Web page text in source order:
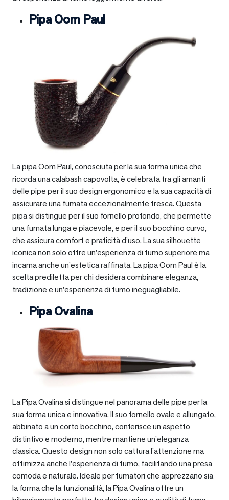
Pipa Oom Paul
La pipa Oom Paul, conosciuta per la sua forma unica che
ricorda una calabash capovolta, è celebrata tra gli amanti
delle pipe per il suo design ergonomico e la sua capacità di
assicurare una fumata eccezionalmente fresca. Questa
pipa si distingue per il suo fornello profondo, che permette
una fumata lunga e piacevole, e per il suo bocchino curvo,
che assicura comfort e praticità d’uso. La sua silhouette
iconica non solo offre un’esperienza di fumo superiore ma
incarna anche un’estetica raffinata. La pipa Oom Paul è la
scelta prediletta per chi desidera combinare eleganza,
tradizione e un’esperienza di fumo ineguagliabile.
Pipa Ovalina
La Pipa Ovalina si distingue nel panorama delle pipe per la
sua forma unica e innovativa. Il suo fornello ovale e allungato,
abbinato a un corto bocchino, conferisce un aspetto
distintivo e moderno, mentre mantiene un’eleganza
classica. Questo design non solo cattura l’attenzione ma
ottimizza anche l’esperienza di fumo, facilitando una presa
comoda e naturale. Ideale per fumatori che apprezzano sia
la forma che la funzionalità, la Pipa Ovalina offre un